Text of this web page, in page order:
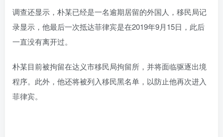
调查还显示，朴某已经是一名逾期居留的外国人，移民局记
录显示，他最后一次抵达菲律宾是在2019年9月15日，此后
一直没有离开过。
朴某目前被拘留在达义市移民局拘留所，并将面临驱逐出境
程序。此外，他还将被列入移民黑名单，以防止他再次进入
菲律宾。